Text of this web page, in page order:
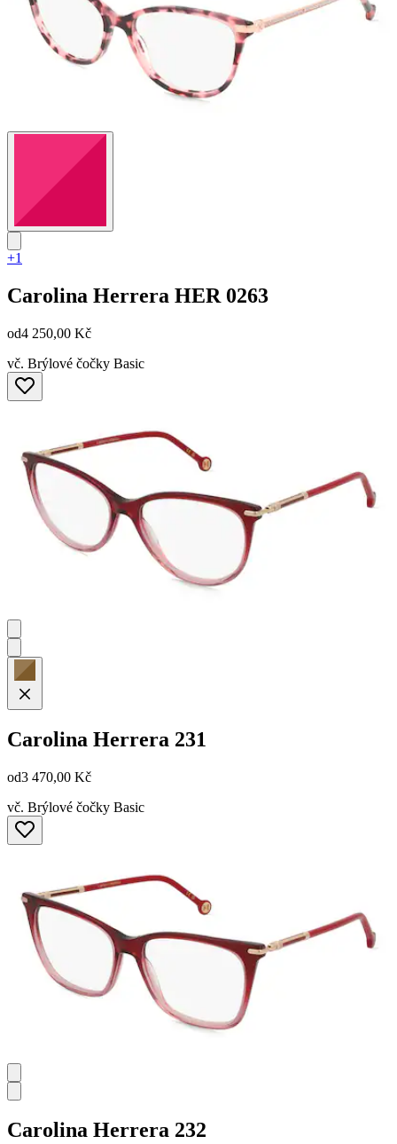
+1
Carolina Herrera HER 0263
od4 250,00 Kč
vč. Brýlové čočky Basic
Carolina Herrera 231
od3 470,00 Kč
vč. Brýlové čočky Basic
Carolina Herrera 232